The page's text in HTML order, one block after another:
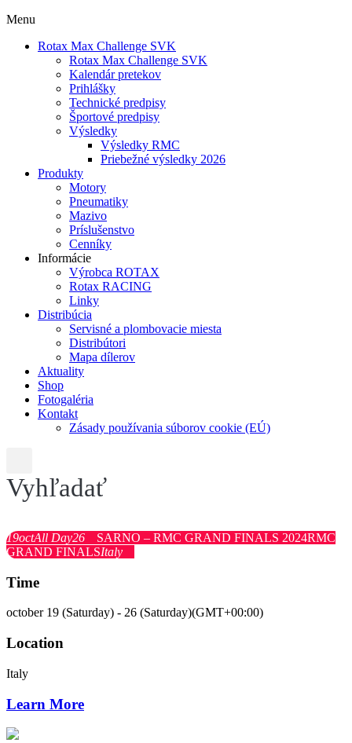
Menu
Rotax Max Challenge SVK
Rotax Max Challenge SVK
Kalendár pretekov
Prihlášky
Technické predpisy
Športové predpisy
Výsledky
Výsledky RMC
Priebežné výsledky 2026
Produkty
Motory
Pneumatiky
Mazivo
Príslušenstvo
Cenníky
Informácie
Výrobca ROTAX
Rotax RACING
Linky
Distribúcia
Servisné a plombovacie miesta
Distribútori
Mapa dílerov
Aktuality
Shop
Fotogaléria
Kontakt
Zásady používania súborov cookie (EÚ)
Vyhľadať
19octAll Day26 SARNO – RMC GRAND FINALS 2024RMC
GRAND FINALSItaly
Time
october 19 (Saturday) - 26 (Saturday)(GMT+00:00)
Location
Italy
Learn More